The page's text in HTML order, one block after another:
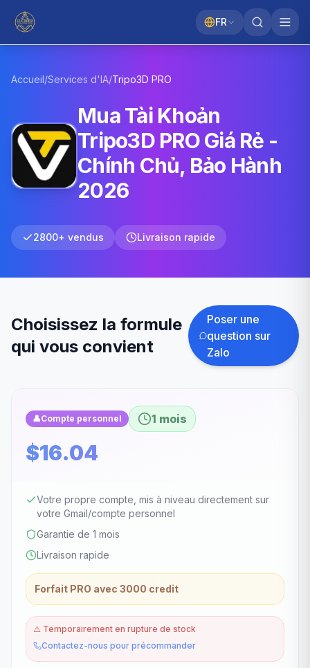
FR
Accueil/Services d'IA/Tripo3D PRO
Mua Tài Khoản
Tripo3D PRO Giá Rẻ -
Chính Chủ, Bảo Hành
2026
2800+ vendus Livraison rapide
Choisissez la formule
qui vous convient
Poser une
question sur
Zalo
👤Compte personnel 1 mois
$16.04
Votre propre compte, mis à niveau directement sur
votre Gmail/compte personnel
Garantie de 1 mois
Livraison rapide
Forfait PRO avec 3000 credit
⚠️ Temporairement en rupture de stock
Contactez-nous pour précommander